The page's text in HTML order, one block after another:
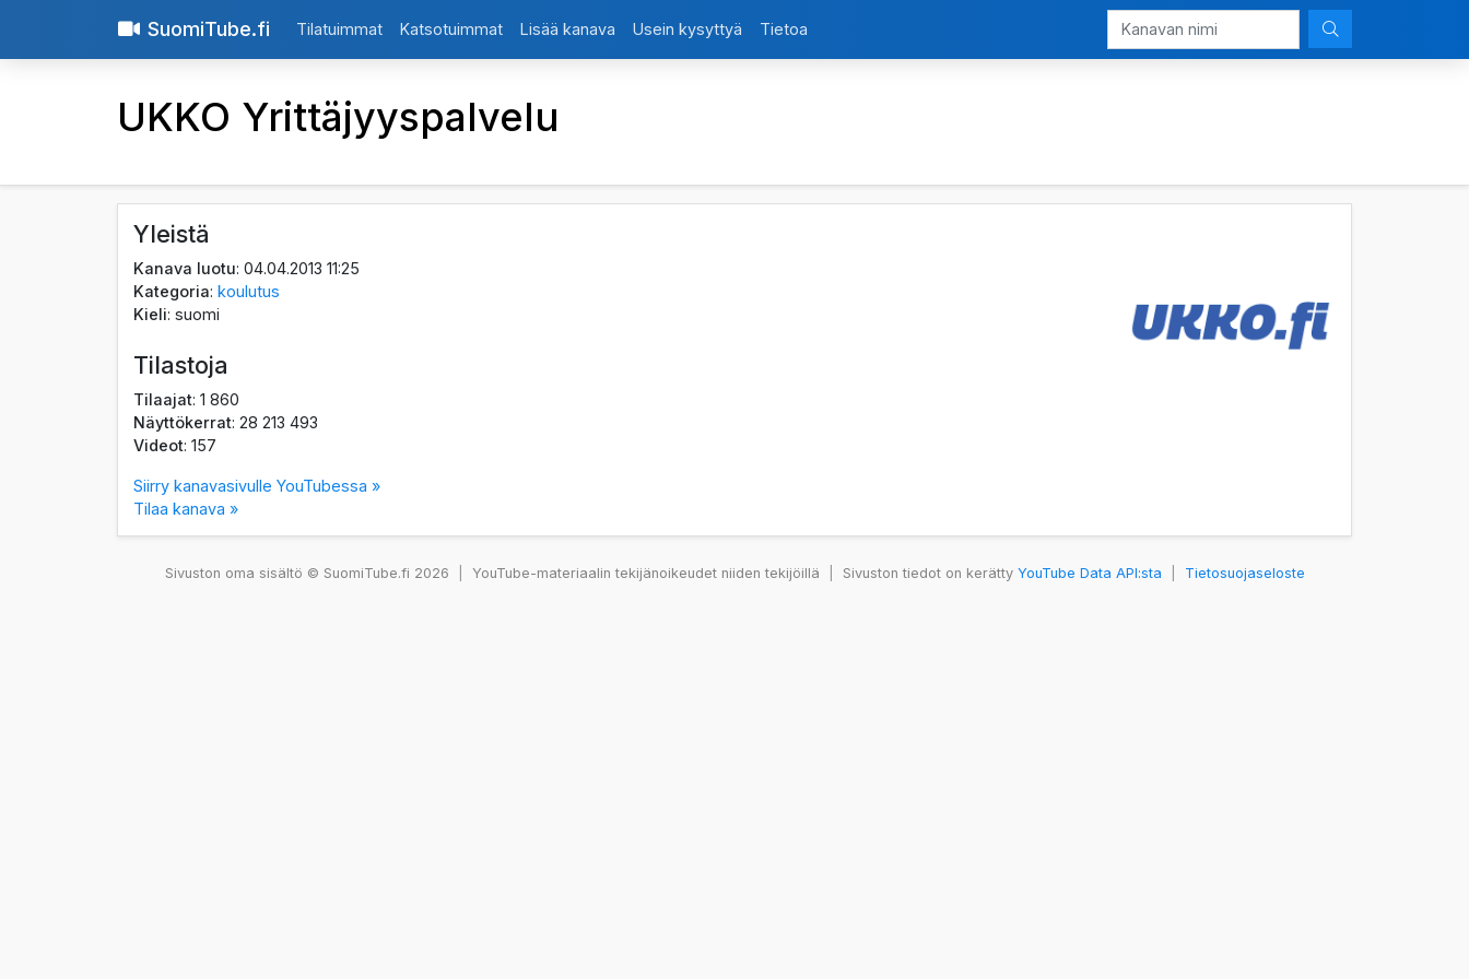
SuomiTube.fi Tilatuimmat Katsotuimmat Lisää kanava Usein kysyttyä Tietoa
UKKO Yrittäjyyspalvelu
Yleistä
Kanava luotu: 04.04.2013 11:25
Kategoria:koulutus
Kieli: suomi
Tilastoja
Tilaajat: 1 860
Näyttökerrat: 28 213 493
Videot: 157
Siirry kanavasivulle YouTubessa »
Tilaa kanava »
Sivuston oma sisältö © SuomiTube.fi 2026 YouTube-materiaalin tekijänoikeudet niiden tekijöillä Sivuston tiedot on kerätty YouTube Data API:sta Tietosuojaseloste